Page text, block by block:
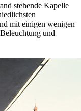
stehende Kapelle
mit einigen wenigen
und